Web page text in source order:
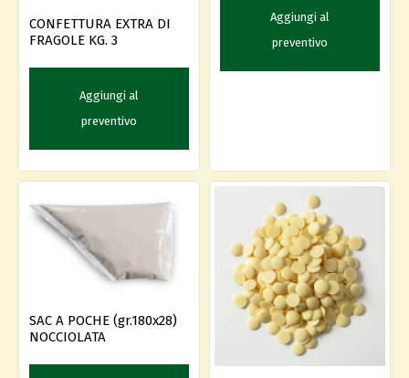
CONFETTURA EXTRA DI
FRAGOLE KG. 3
Aggiungi al
preventivo
Aggiungi al
preventivo
SAC A POCHE (gr.180x28)
NOCCIOLATA